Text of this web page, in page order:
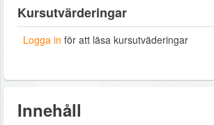
Kursutvärderingar
Logga in för att läsa kursutväderingar
Innehåll